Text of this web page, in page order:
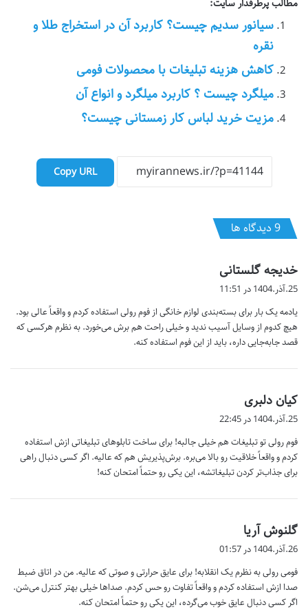
مطالب پرطرفدار سایت:
سیانور سدیم چیست؟ کاربرد آن در استخراج طلا و
نقره
کاهش هزینه تبلیغات با محصولات فومی
میلگرد چیست ؟ کاربرد میلگرد و انواع آن
مزیت خرید لباس کار زمستانی چیست؟
Copy URL
‫9 دیدگاه ها
خدیجه گلستانی
:
25.آذر.1404 در 11:51
یادمه یک بار برای بسته‌بندی لوازم خانگی از فوم رولی استفاده کردم و واقعاً عالی بود.
هیچ کدوم از وسایل آسیب ندید و خیلی راحت هم برش می‌خورد. به نظرم هرکسی که
قصد جابه‌جایی داره، باید از این فوم استفاده کنه.
کیان دلبری
ف
ت
:
25.آذر.1404 در 22:45
فوم رولی تو تبلیغات هم خیلی جالبه! برای ساخت تابلوهای تبلیغاتی ازش استفاده
کردم و واقعاً خلاقیت رو بالا می‌بره. برش‌پذیریش هم که عالیه. اگر کسی دنبال راهی
برای جذاب‌تر کردن تبلیغاتشه، این یکی رو حتماً امتحان کنه!
گلنوش آریا
ف
:
26.آذر.1404 در 01:57
فومی رولی به نظرم یک انقلابه! برای عایق حرارتی و صوتی که عالیه. من در اتاق ضبط
صدا ازش استفاده کردم و واقعاً تفاوت رو حس کردم. صداها خیلی بهتر کنترل می‌شن.
اگر کسی دنبال عایق خوب می‌گرده، این یکی رو حتماً امتحان کنه.